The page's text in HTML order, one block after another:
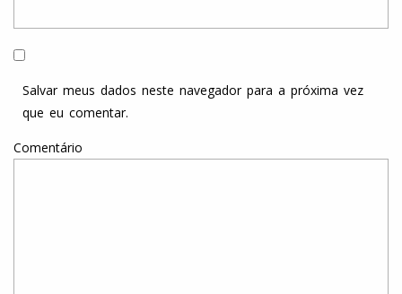
Salvar meus dados neste navegador para a próxima vez
que eu comentar.
Comentário